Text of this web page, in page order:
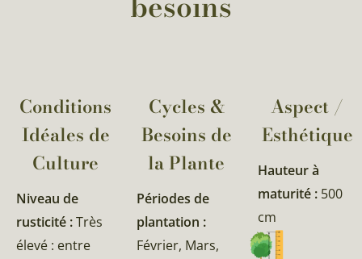
Conditions
Idéales de
Culture
Niveau de
rusticité :Très
élevé : entre
Cycles &
Besoins de
la Plante​
Périodes de
plantation :
Février, Mars,
Aspect /
Esthétique
Hauteur à
maturité : 500
cm